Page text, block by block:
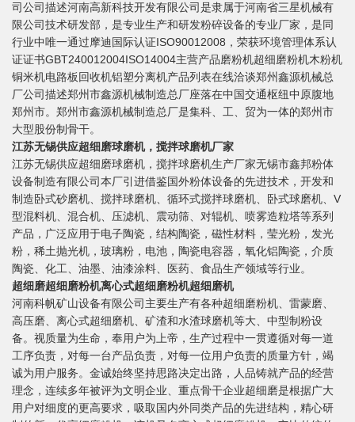
司公司描述河南高新科技开发有限公司是隶属于河南省三星机械有
限公司技术研发部，是专业生产和研发粉碎设备的专业厂家，是同
行业中唯一通过摩迪国际认证ISO90012008，荣获环境管理体系认
证证书GBT240012004ISO14004主营产品磨粉机超细磨粉机木粉机
铜米机电路板回收机铝塑分离机产品列表在线洽谈郑州鑫源机械总
厂公司描述郑州市鑫源机械制造总厂座落在中国交通枢纽中原腹地
郑州市。郑州市鑫源机械制造总厂是集科、工、贸为一体的郑州市
大型股份制骨干。
江苏无锡供应超细磨球磨机，搅拌球磨机厂家
江苏无锡供应超细磨球磨机，搅拌球磨机生产厂家无锡市鑫邦粉体
设备制造有限公司本厂引进借鉴国外粉体设备的先进技术，开发和
制造卧式砂磨机、搅拌球磨机、循环式搅拌球磨机、卧式球磨机、V
型混料机、混合机、压滤机、震动筛、对辊机、喷雾造粒塔等系列
产品，广泛应用于电子陶瓷，结构陶瓷，磁性材料，莹光粉，发光
粉，稀土抛光机，玻璃粉，电池，陶瓷电容器，氧化铝陶瓷，介质
陶瓷、化工、油墨、油漆涂料、医药、食品生产领域等行业。
超细磨超细磨粉机离心式超细磨粉机超细磨机
河南科帆矿山设备有限公司主要生产有各种超细磨粉机、雷蒙磨、
高压磨、离心式超细磨机、矿渣和水渣球磨机等大、中型制粉设
备。视质量为生命，奉用户为上帝，生产过程中一贯遵循对每一道
工序负责，对每一台产品负责，对每一位用户负责的质量方针，竭
诚为用户服务。金诚始终坚持思路决定出路，人品铸就产品的经营
理念，连续多年被评为文明企业、重点骨干企业超细磨是根据广大
用户对细度的更高要求，吸取国内外同类产品的先进结构，精心研